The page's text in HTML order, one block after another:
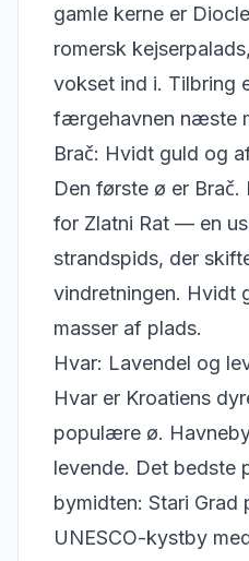
gamle kerne er
romersk
vokset ind i. Tilbring
færgehavnen næste
Brač: Hvidt guld og
Den første ø er
for Zlatni Rat — en
strandspids, der
vindretningen. Hvidt
masser af plads.
Hvar: Lavendel og
Hvar er Kroatiens
populære ø.
levende. Det bedste
bymidten: Stari Grad
UNESCO-kystby